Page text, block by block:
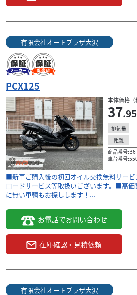
有限会社オートプラザ大沢
PCX125
本体価格（
37.95
排気量
距離
商品番号
車台番号
■新車ご購入後の初回オイル交換無料サー
ロードサービス等取扱いございます。■高
に無い車輌もお探しします！...
お電話でお問い合わせ
在庫確認・見積依頼
有限会社オートプラザ大沢